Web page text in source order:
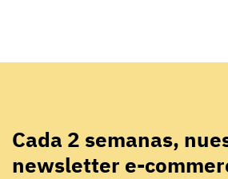
Cada 2 semanas,
newsletter e-